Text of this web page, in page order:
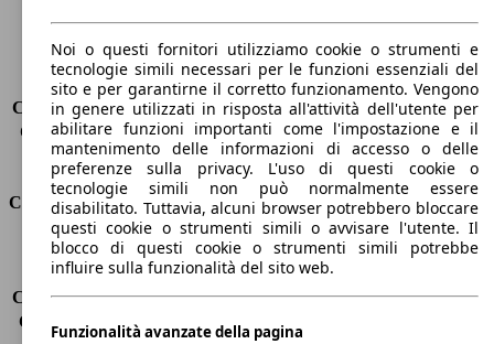
Sedili
5
Carico sul tetto
-
Capacità di traino (senza freni) -
Capacità di traino (con freni)
1200 kg
Volume del bagagliaio
800 - 3000 l
Consumi
Emissioni di CO2*
139 g/km (komb.)
Consumo (urbano)
7.9 l/100km
Consumo (extra-urbano) 5.4 l/100km
Consumo (combinato)*
6.3 l/100km
Noi o questi fornitori utilizziamo cookie o strumenti e
tecnologie simili necessari per le funzioni essenziali del
sito e per garantirne il corretto funzionamento. Vengono
in genere utilizzati in risposta all'attività dell'utente per
abilitare funzioni importanti come l'impostazione e il
mantenimento delle informazioni di accesso o delle
preferenze sulla privacy. L'uso di questi cookie o
tecnologie simili non può normalmente essere
disabilitato. Tuttavia, alcuni browser potrebbero bloccare
questi cookie o strumenti simili o avvisare l'utente. Il
blocco di questi cookie o strumenti simili potrebbe
influire sulla funzionalità del sito web.
Funzionalità avanzate della pagina